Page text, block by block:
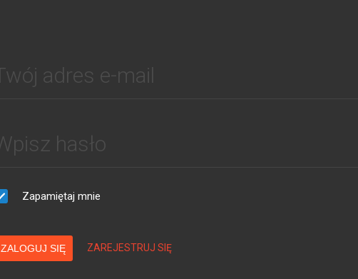
Zapamiętaj mnie
ZALOGUJ SIĘ ZAREJESTRUJ SIĘ